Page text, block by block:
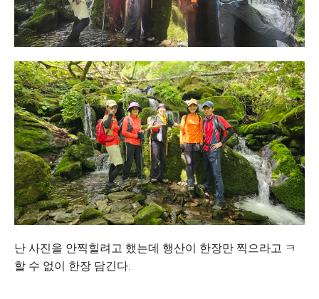
난 사진을 안찍힐려고 했는데 행산이 한장만 찍으라고 ㅋ
할 수 없이 한장 담긴다.